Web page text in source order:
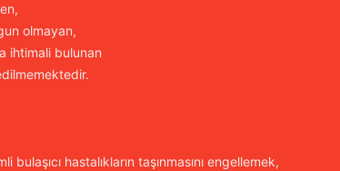
olmayan,
ihtimali bulunan
hastalıkların taşınmasını engellemek,